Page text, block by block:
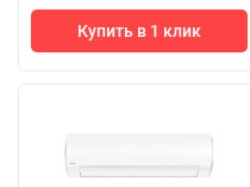
Купить в 1 клик